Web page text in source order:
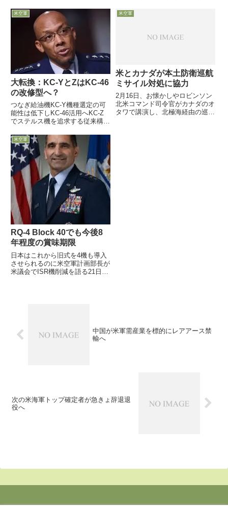
お披露目です（B-2以来）10月20
日、B-21爆撃機を開発製造担当
するNorthrop Grumman社がツ
ACC司令官Mark Kelly大将に行っ
米空軍
大転換：KC-YとZはKC-46
の改修型へ？
つなぎ給油機KC-Y機種選定の可
能性は低下しKC-46活用へKC-Z
でステルス機を追求する従来構想
況確認が理由らしいが・・・機種
選定のドロ沼回避と予算不足が原
因では4月12日、Brown米空軍参
謀総長が記者...
米空軍
米とカナダが本土防衛巡航
ミサイル対処に協力
2月16日、お懐かしやロビンソン
北米コマンド司令官がカナダのオ
タワで講演し、北極海経由の巡航
米空軍
RQ-4 Block 40でも今後8
年程度の賞味期限
日本はこれから旧式を4機も導入
させられるのに米空軍計画部長が
米議会でISR機削減を語る21日、
中国が米軍需産業を標的にレアアース禁
輸へ
次の米海軍トップ確定者が急きょ辞退退
役へ